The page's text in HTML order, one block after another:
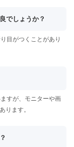
でしょうか？
目がつくことがあり
すが、モニターや画
ります。